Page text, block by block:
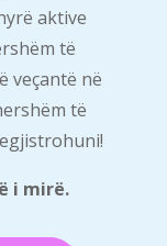
aktive
të
veçantë në
të
i mirë.